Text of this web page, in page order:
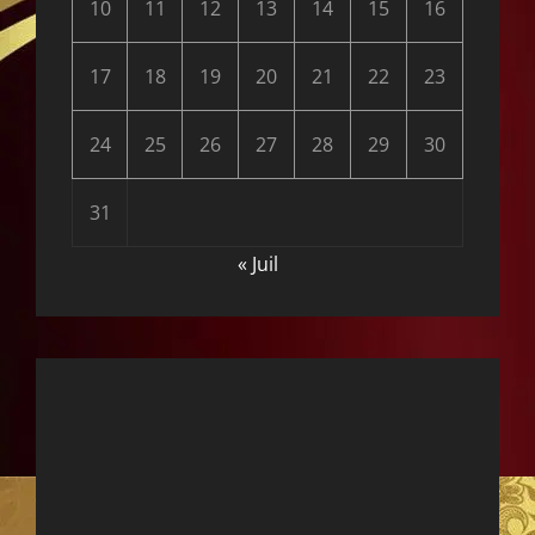
10 11 12 13 14 15 16
17 18 19 20 21 22 23
24 25 26 27 28 29 30
31
« Juil